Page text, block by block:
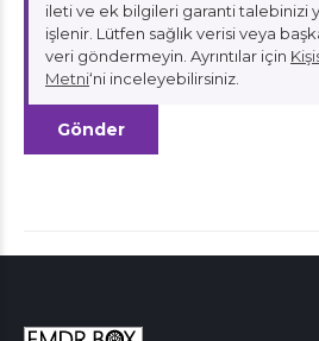
ileti ve ek bilgileri garanti talebinizi
işlenir. Lütfen sağlık verisi veya
veri göndermeyin. Ayrıntılar için
Metni‘ni inceleyebilirsiniz.